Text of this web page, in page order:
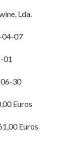
Lda.
04-07
01
30
Euros
Euros